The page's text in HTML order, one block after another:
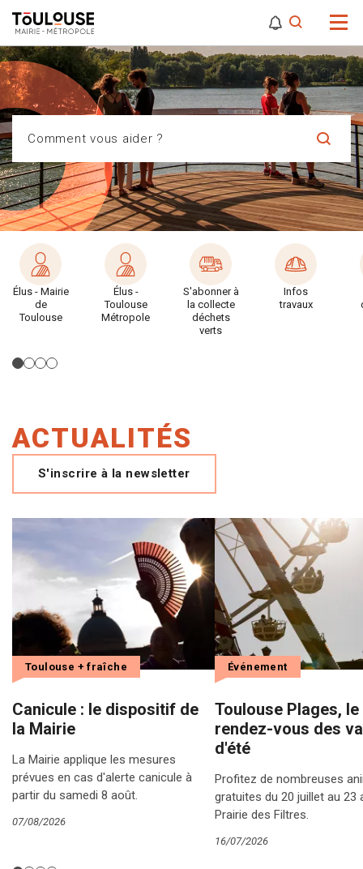
Comment vous aider ?
Élus - Mairie
de
Toulouse
Élus -
Toulouse
Métropole
S'abonner à
la collecte
déchets
verts
Infos
travaux
ACTUALITÉS
S'inscrire à la newsletter
Canicule : le dispositif de
la Mairie
Toulouse + fraîche
La Mairie applique les mesures
prévues en cas d'alerte canicule à
partir du samedi 8 août.
07/08/2026
Toulouse Plages, le
rendez-vous des
d'été
Événement
Profitez de nombreuses
gratuites du 20 juillet au 23
Prairie des Filtres.
16/07/2026